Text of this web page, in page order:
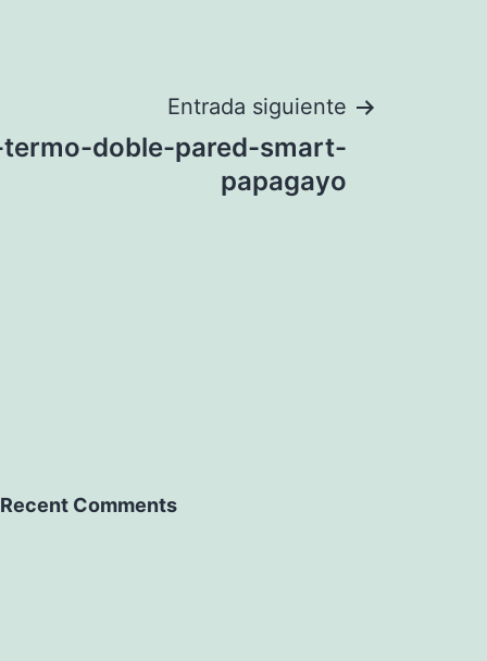
Entrada siguiente
doble-pared-smart-
papagayo
Recent Comments